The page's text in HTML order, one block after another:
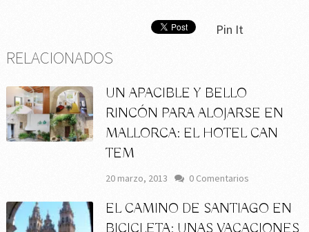
Pin It
RELACIONADOS
UN APACIBLE Y BELLO
RINCÓN PARA ALOJARSE EN
MALLORCA: EL HOTEL CAN
TEM
20 marzo, 2013 0 Comentarios
EL CAMINO DE SANTIAGO EN